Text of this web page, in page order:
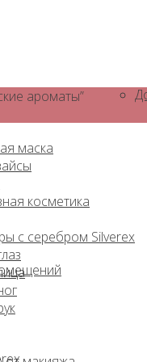
маска
косметика
с серебром Silverex
ароматы”